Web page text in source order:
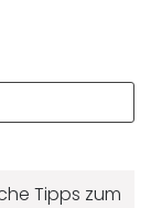
Tipps zum